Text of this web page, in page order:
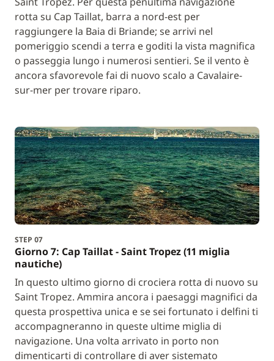
rotta su Cap Taillat, barra a nord-est per
raggiungere la Baia di Briande; se arrivi nel
pomeriggio scendi a terra e goditi la vista magnifica
o passeggia lungo i numerosi sentieri. Se il vento è
ancora sfavorevole fai di nuovo scalo a Cavalaire-
sur-mer per trovare riparo.
STEP 07
Giorno 7: Cap Taillat - Saint Tropez (11 miglia
nautiche)
In questo ultimo giorno di crociera rotta di nuovo su
Saint Tropez. Ammira ancora i paesaggi magnifici da
questa prospettiva unica e se sei fortunato i delfini ti
accompagneranno in queste ultime miglia di
navigazione. Una volta arrivato in porto non
dimenticarti di controllare di aver sistemato